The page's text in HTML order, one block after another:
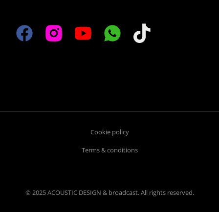
© 2025 ACOUSTIC DESIGN & broadcast. All rights reserved.
Cookie policy
Terms & conditions